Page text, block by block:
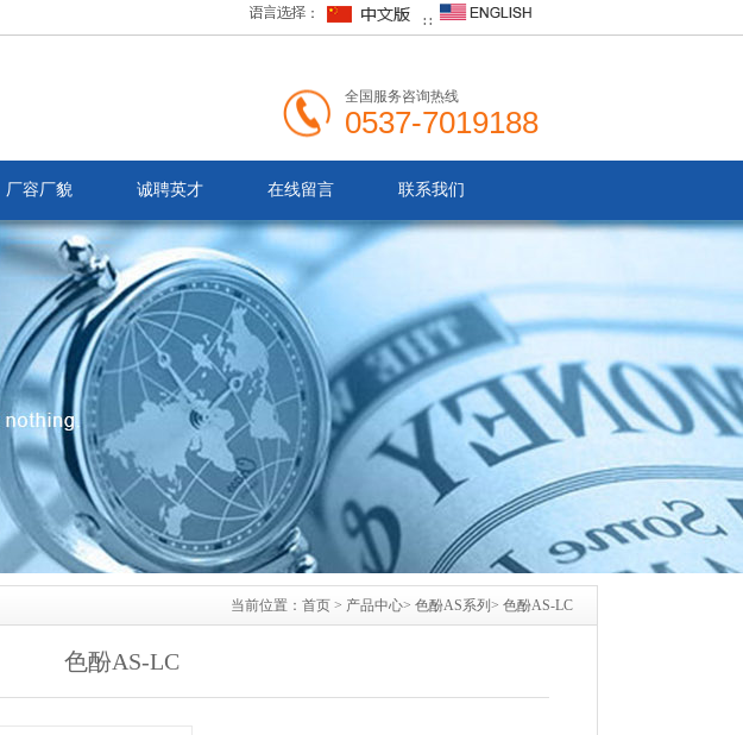
∷
全国服务咨询热线
0537-7019188
厂容厂貌 诚聘英才 在线留言 联系我们
当前位置： 首页 > 产品中心> 色酚AS系列 > 色酚AS-LC
色酚AS-LC